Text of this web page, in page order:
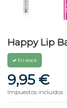
Happy Lip
En stock
9,95 €
Impuestos incluidos